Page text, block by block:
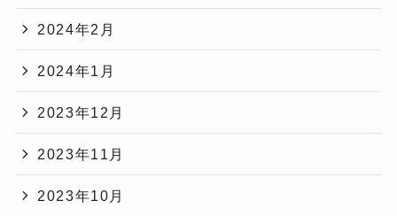
2024年2月
2024年1月
2023年12月
2023年11月
2023年10月